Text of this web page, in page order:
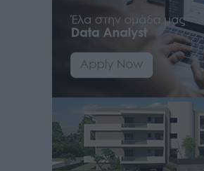
μελτέμια έως 9 μποφόρ, σε «Red
Τοπικές Ειδήσεις πριν 15 ώρες
Τα φοιτητικά ενοίκια «τινάζουν
οικογενειακούς προϋπολογισμούς
Ειδήσεις• πριν 16 ώρες
Δύο νέοι ξενώνες παραδόθηκαν στις
Δυνάμεις στη νήσο Ρω
Τοπικές Ειδήσεις• πριν 16 ώρες